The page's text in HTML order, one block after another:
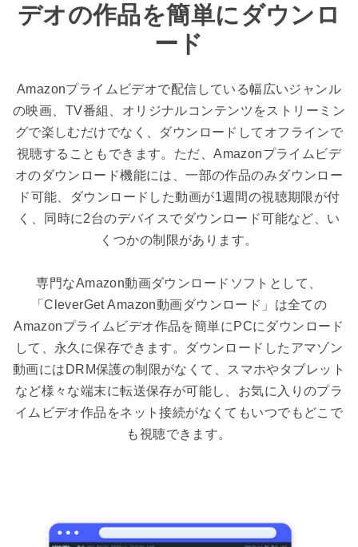
デオの作品を簡単にダウンロ
ード
Amazonプライムビデオで配信している幅広いジャンル
の映画、TV番組、オリジナルコンテンツをストリーミン
グで楽しむだけでなく、ダウンロードしてオフラインで
視聴することもできます。ただ、Amazonプライムビデ
オのダウンロード機能には、一部の作品のみダウンロー
ド可能、ダウンロードした動画が1週間の視聴期限が付
く、同時に2台のデバイスでダウンロード可能など、い
くつかの制限があります。
専門なAmazon動画ダウンロードソフトとして、
「CleverGet Amazon動画ダウンロード」は全ての
Amazonプライムビデオ作品を簡単にPCにダウンロード
して、永久に保存できます。ダウンロードしたアマゾン
動画にはDRM保護の制限がなくて、スマホやタブレット
など様々な端末に転送保存が可能し、お気に入りのプラ
イムビデオ作品をネット接続がなくてもいつでもどこで
も視聴できます。